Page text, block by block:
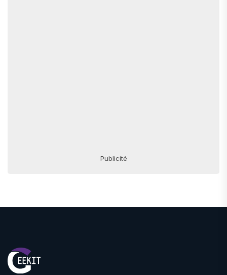
Publicité